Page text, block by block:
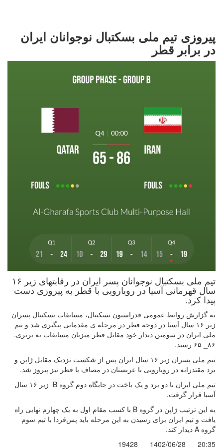
پیروزی تیم ملی بسکتبال نوجوانان ایران
در برابر قطر
تیم ملی بسکتبال نوجوانان پسر ایران در رقابتهای زیر ۱۶
سال قهرمانی آسیا در رویارویی با قطر به پیروزی دست
پیدا کرد.
به گزارش روابط عمومی فدراسیون بسکتبال، مسابقات بسکتبال پسران
زیر ۱۶ سال آسیا در دوحه قطر در مرحله ی مقدماتی پیگیری شد و تیم
ملی ایران در سومین دیدار خود مقابل قطر میزبان مسابقات به برتری.
۸۶_ ۶۵ رسید.
تیم ملی پسران زیر ۱۶ سال ایران پس از شکست نزدیک مقابل ژاپن و
برد مقتدرانه در رویارویی با عربستان در مصاف با قطر نیز پیروز شد.
تیم ملی ایران با دو برد و یک باخت در جایگاه دوم گروه B زیر ۱۶ سال
آسیا قرار گرفت‌.
به این ترتیب ژاپن در گروه B با کسب مقام اول به یک چهارم نهایی راه
یافت و تیم ایران برای رسیدن به این مرحله باید پس‌فردا با تیم سوم
گروه A دیدار کند.
20:35
1402/06/28
19428